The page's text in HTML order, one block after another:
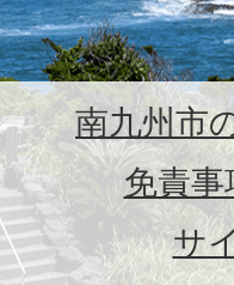
南九州市
免責事
サ